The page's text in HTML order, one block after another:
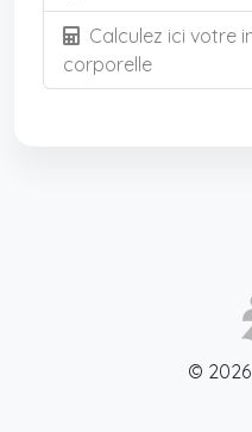
Calculez ici votre
corporelle
© 2026